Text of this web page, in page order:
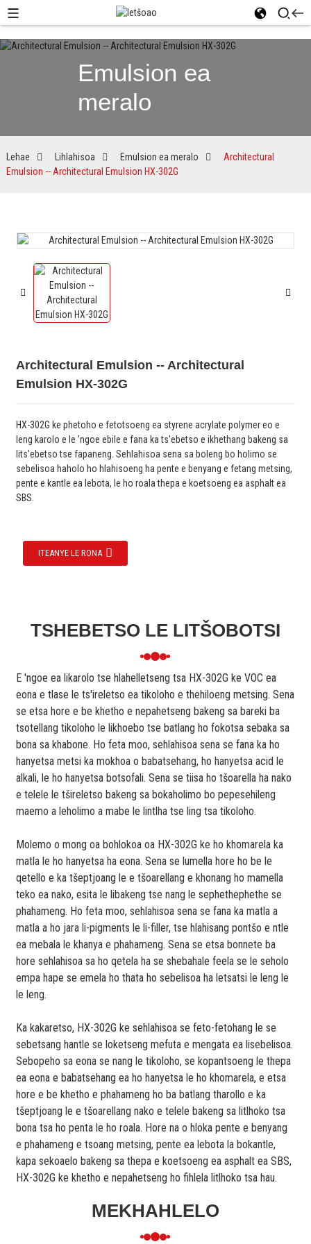
Emulsion ea
meralo
Lehae Lihlahisoa Emulsion ea meralo
Architectural
Emulsion -- Architectural Emulsion HX-302G
Architectural Emulsion -- Architectural
Emulsion HX-302G
HX-302G ke phetoho e fetotsoeng ea styrene acrylate polymer eo e
leng karolo e le 'ngoe ebile e fana ka ts'ebetso e ikhethang bakeng sa
lits'ebetso tse fapaneng. Sehlahisoa sena sa boleng bo holimo se
sebelisoa haholo ho hlahisoeng ha pente e benyang e fetang metsing,
pente e kantle ea lebota, le ho roala thepa e koetsoeng ea asphalt ea
SBS.
ITEANYE LE RONA
TSHEBETSO LE LITŠOBOTSI
E 'ngoe ea likarolo tse hlahelletseng tsa HX-302G ke VOC ea
eona e tlase le ts'ireletso ea tikoloho e thehiloeng metsing. Sena
se etsa hore e be khetho e nepahetseng bakeng sa bareki ba
tsotellang tikoloho le likhoebo tse batlang ho fokotsa sebaka sa
bona sa khabone. Ho feta moo, sehlahisoa sena se fana ka ho
hanyetsa metsi ka mokhoa o babatsehang, ho hanyetsa acid le
alkali, le ho hanyetsa botsofali. Sena se tiisa ho tšoarella ha nako
e telele le tšireletso bakeng sa bokaholimo bo pepesehileng
maemo a leholimo a mabe le lintlha tse ling tsa tikoloho.
Molemo o mong oa bohlokoa oa HX-302G ke ho khomarela ka
matla le ho hanyetsa ha eona. Sena se lumella hore ho be le
qetello e ka tšeptjoang le e tšoarellang e khonang ho mamella
teko ea nako, esita le libakeng tse nang le sephethephethe se
phahameng. Ho feta moo, sehlahisoa sena se fana ka matla a
matla a ho jara li-pigments le li-filler, tse hlahisang pontšo e ntle
ea mebala le khanya e phahameng. Sena se etsa bonnete ba
hore sehlahisoa sa ho qetela ha se shebahale feela se le seholo
empa hape se emela ho thata ho sebelisoa ha letsatsi le leng le
le leng.
Ka kakaretso, HX-302G ke sehlahisoa se feto-fetohang le se
sebetsang hantle se loketseng mefuta e mengata ea lisebelisoa.
Sebopeho sa eona se nang le tikoloho, se kopantsoeng le thepa
ea eona e babatsehang ea ho hanyetsa le ho khomarela, e etsa
hore e be khetho e phahameng ho ba batlang tharollo e ka
tšeptjoang le e tšoarellang nako e telele bakeng sa litlhoko tsa
bona tsa ho penta le ho roala. Hore na o hloka pente e benyang
e phahameng e tsoang metsing, pente ea lebota la bokantle,
kapa sekoaelo bakeng sa thepa e koetsoeng ea asphalt ea SBS,
HX-302G ke khetho e nepahetseng ho fihlela litlhoko tsa hau.
MEKHAHLELO